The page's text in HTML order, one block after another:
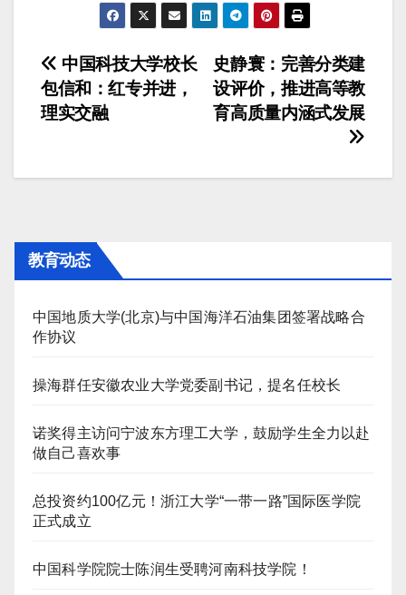
文
章
航
史静寰：完善分类建
设评价，推进高等教
育高质量内涵式发展
中国科技大学校长
包信和：红专并进，
理实交融
教育动态
中国地质大学(北京)与中国海洋石油集团签署战略合
作协议
操海群任安徽农业大学党委副书记，提名任校长
诺奖得主访问宁波东方理工大学，鼓励学生全力以赴
做自己喜欢事
总投资约100亿元！浙江大学“一带一路”国际医学院
正式成立
中国科学院院士陈润生受聘河南科技学院！